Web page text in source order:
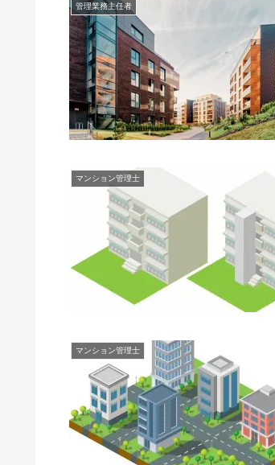
管理業務主任者
マンション管理士
マンション管理士